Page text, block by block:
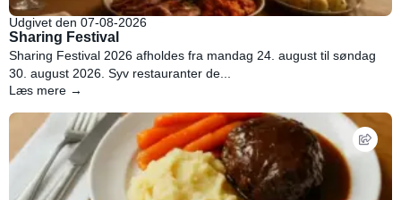
Udgivet den 07-08-2026
Sharing Festival
Sharing Festival 2026 afholdes fra mandag 24. august til søndag
30. august 2026. Syv restauranter de...
Læs mere →